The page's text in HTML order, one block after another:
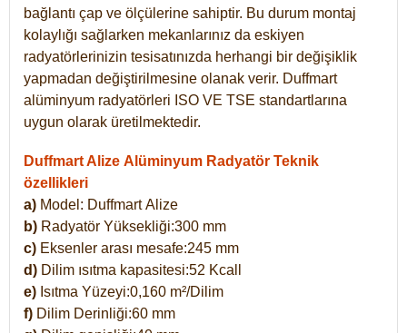
bağlantı çap ve ölçülerine sahiptir. Bu durum montaj
kolaylığı sağlarken mekanlarınız da eskiyen
radyatörlerinizin tesisatınızda herhangi bir değişiklik
yapmadan değiştirilmesine olanak verir. Duffmart
alüminyum radyatörleri ISO VE TSE standartlarına
uygun olarak üretilmektedir.
Duffmart Alize Alüminyum Radyatör Teknik
özellikleri
a) Model: DuffmartAlize
b) Radyatör Yüksekliği:300 mm
c) Eksenler arası mesafe:245 mm
d) Dilim ısıtma kapasitesi:52 Kcall
e) Isıtma Yüzeyi:0,160 m²/Dilim
f) Dilim Derinliği:60 mm